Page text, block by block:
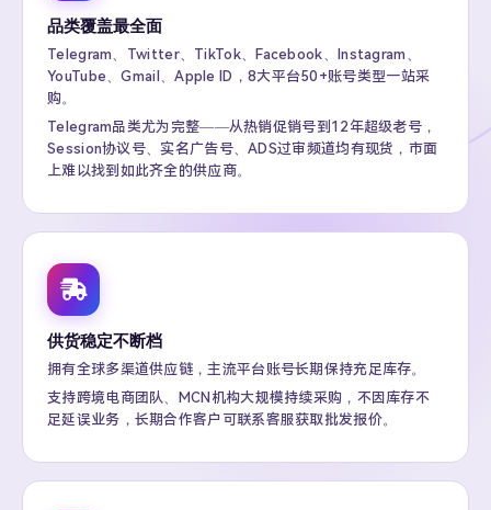
品类覆盖最全面
Telegram、Twitter、TikTok、Facebook、Instagram、
YouTube、Gmail、Apple ID，8大平台50+账号类型一站采
购。
Telegram品类尤为完整——从热销促销号到12年超级老号，
Session协议号、实名广告号、ADS过审频道均有现货，市面
上难以找到如此齐全的供应商。
供货稳定不断档
拥有全球多渠道供应链，主流平台账号长期保持充足库存。
支持跨境电商团队、MCN机构大规模持续采购，不因库存不
足延误业务，长期合作客户可联系客服获取批发报价。